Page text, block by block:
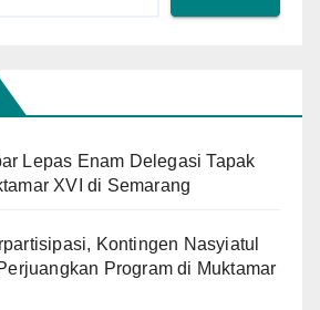
Lepas Enam Delegasi Tapak
XVI di Semarang
Kontingen Nasyiatul
Program di Muktamar